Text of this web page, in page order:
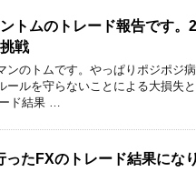
ントムのトレード報告です
戦
ンのトムです。やっぱりポジポジ
ールを守らないことによる大損失
ド結果 …
ったFXのトレード結果にな